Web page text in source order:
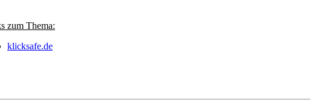
zum Thema:
klicksafe.de